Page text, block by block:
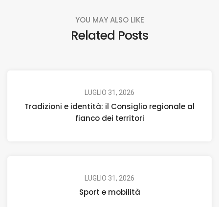
YOU MAY ALSO LIKE
Related Posts
LUGLIO 31, 2026
Tradizioni e identità: il Consiglio regionale al
fianco dei territori
LUGLIO 31, 2026
Sport e mobilità